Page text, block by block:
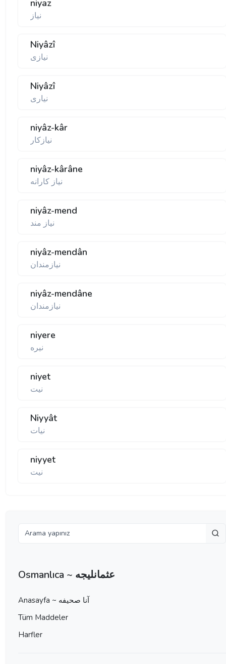
niyaz
نياز
Niyâzî
نيازی
Niyâzî
نياری
niyâz-kâr
نيازکار
niyâz-kârâne
نياز کارانه
niyâz-mend
نياز مند
niyâz-mendân
نيازمندان
niyâz-mendâne
نيازمندان
niyere
نيره
niyet
نيت
Niyyât
نيات
niyyet
نيت
Osmanlıca ~ عثمانليجه
Anasayfa ~ آنا صحيفه
Tüm Maddeler
Harfler